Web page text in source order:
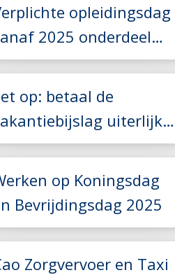
opleidingsdag
2025 onderdeel
controle
op: betaal de
uiterlijk
mei
op Koningsdag
Bevrijdingsdag 2025
Zorgvervoer en Taxi